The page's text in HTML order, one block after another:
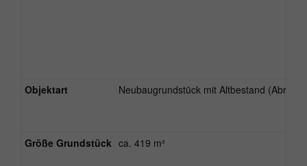
Objektart Neubaugrundstück mit Altbestand (Abriß)
Größe Grundstück ca. 419 m²